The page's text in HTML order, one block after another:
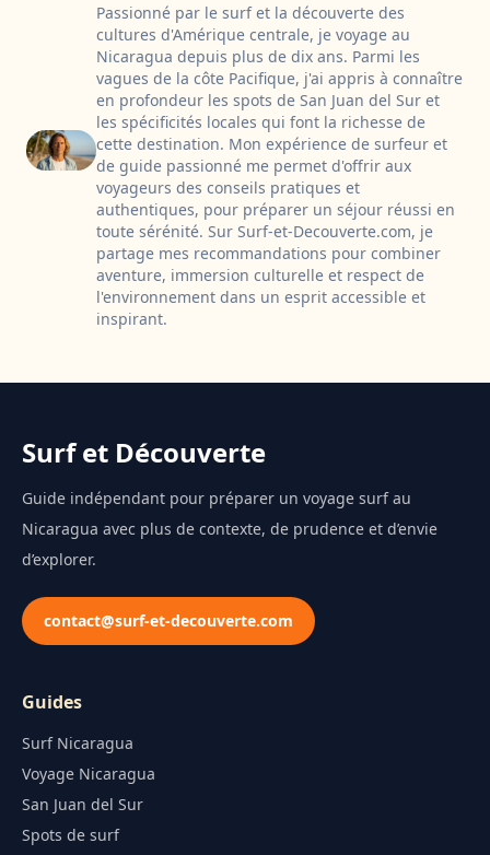
Passionné par le surf et la découverte des
cultures d'Amérique centrale, je voyage au
Nicaragua depuis plus de dix ans. Parmi les
vagues de la côte Pacifique, j'ai appris à connaître
en profondeur les spots de San Juan del Sur et
les spécificités locales qui font la richesse de
cette destination. Mon expérience de surfeur et
de guide passionné me permet d'offrir aux
voyageurs des conseils pratiques et
authentiques, pour préparer un séjour réussi en
toute sérénité. Sur Surf-et-Decouverte.com, je
partage mes recommandations pour combiner
aventure, immersion culturelle et respect de
l'environnement dans un esprit accessible et
inspirant.
Surf et Découverte
Guide indépendant pour préparer un voyage surf au
Nicaragua avec plus de contexte, de prudence et d’envie
d’explorer.
contact@surf-et-decouverte.com
Guides
Surf Nicaragua
Voyage Nicaragua
San Juan del Sur
Spots de surf